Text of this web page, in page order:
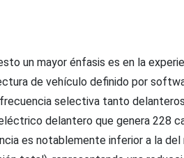
un mayor énfasis es en la
de vehículo definido por
selectiva tanto
delantero que genera 228
es notablemente inferior a la